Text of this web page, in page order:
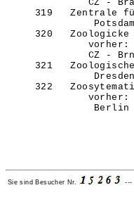
Sie sind Besucher Nr. ---